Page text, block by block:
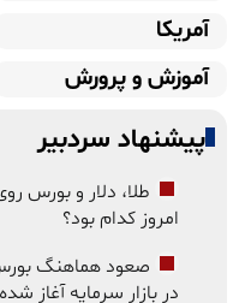
آمریکا
آموزش و پرورش
پیشنهاد سردبیر
طلا، دلار و بورس
امروز کدام بود؟
صعود هماهنگ
در بازار سرمایه آغاز